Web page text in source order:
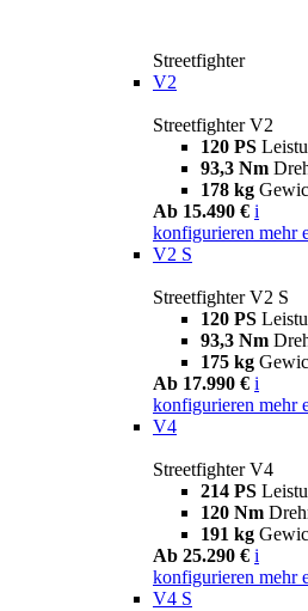
Streetfighter
V2
Streetfighter V2
120 PS
93,3 Nm
178 kg
Ab 15.490 € i
konfigurieren mehr
V2 S
Streetfighter V2 S
120 PS
93,3 Nm
175 kg
Ab 17.990 € i
konfigurieren mehr
V4
Streetfighter V4
214 PS
120 Nm
191 kg
Ab 25.290 € i
konfigurieren mehr
V4 S